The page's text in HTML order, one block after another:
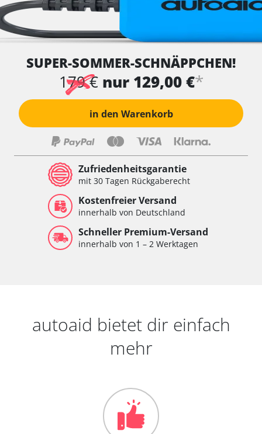
SUPER-SOMMER-SCHNÄPPCHEN!
179 € nur 129,00 €*
in den Warenkorb
Zufriedenheitsgarantie
mit 30 Tagen Rückgaberecht
Kostenfreier Versand
innerhalb von Deutschland
Schneller Premium-Versand
innerhalb von 1 – 2 Werktagen
autoaid bietet dir einfach
mehr